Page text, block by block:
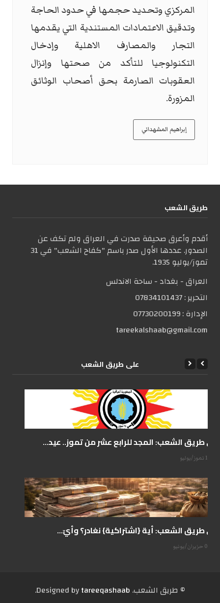
المركزي وتحديد حجمها في حدود الحاجة
وتدقيق الاعتمادات المستندية التي يقدمها
التجار والمصارف الاهلية وإدخال
التكنولوجيا للتأكد من صحتها وإنزال
العقوبات الصارمة بحق أصحاب الوثائق
المزورة.
إبراهيم المشهداني
طریق الشعب
أقدم وأعرق صحيفة صدرت في العراق ولم تكف عن
الصدور. عددها الأول صدر باسم "كفاح الشعب" في 31
تموز/يوليو 1935.
العراق - بغداد - ساحة الاندلس
التحریر :07834101437
الإدارة :07730200199
tareekalshaab@gmail.com
علی طریق الشعب
على طريق الشعب: المجد للرابع عشر من تموز.. عيد...
14 تموز/يوليو
على طريق الشعب: أية {اشتراكية} نغادر؟ وأيّ...
07 حزيران/يونيو
© طریق الشعب. Designed by tareeqashaab
.